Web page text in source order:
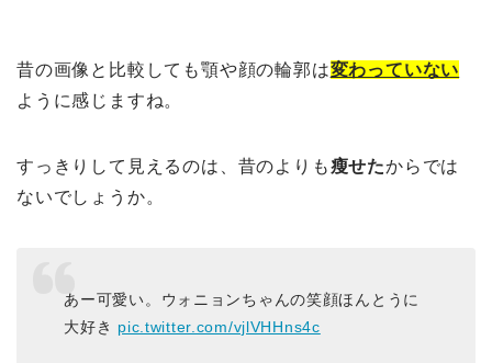
昔の画像と比較しても顎や顔の輪郭は変わっていない
ように感じますね。
すっきりして見えるのは、昔のよりも瘦せたからでは
ないでしょうか。
あー可愛い。ウォニョンちゃんの笑顔ほんとうに
大好き pic.twitter.com/vjlVHHns4c